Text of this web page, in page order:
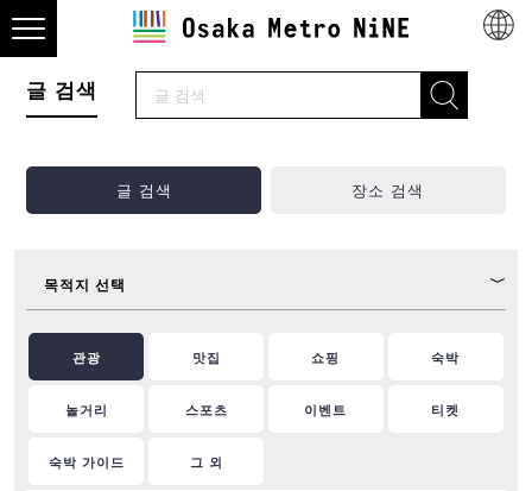
글 검색
글 검색 장소 검색
목적지 선택
관광 맛집 쇼핑 숙박
놀거리 스포츠 이벤트 티켓
숙박 가이드 그 외